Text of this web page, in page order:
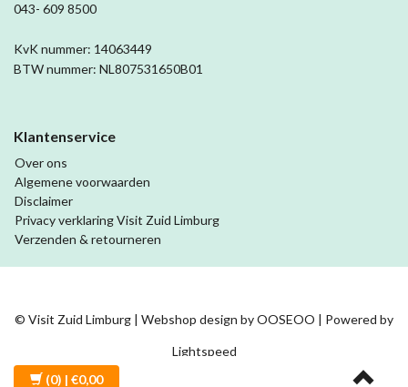
043- 609 8500
KvK nummer: 14063449
BTW nummer: NL807531650B01
Klantenservice
Over ons
Algemene voorwaarden
Disclaimer
Privacy verklaring Visit Zuid Limburg
Verzenden & retourneren
© Visit Zuid Limburg | Webshop design byOOSEOO | Powered by
Lightspeed
(0) | €0,00